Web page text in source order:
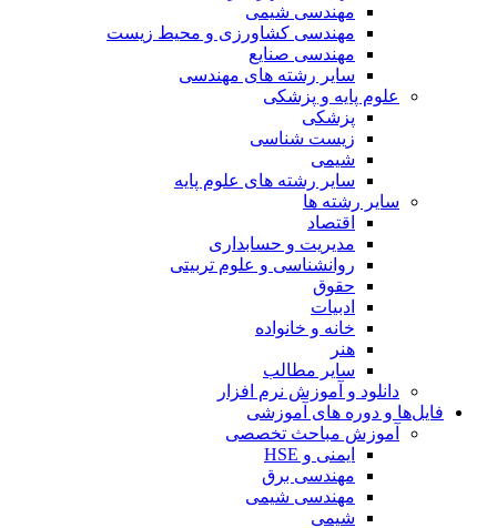
مهندسی شیمی
مهندسی کشاورزی و محیط زیست
مهندسی صنایع
سایر رشته های مهندسی
علوم پایه و پزشکی
پزشکی
زیست شناسی
شیمی
سایر رشته های علوم پایه
سایر رشته ها
اقتصاد
مدیریت و حسابداری
روانشناسی و علوم تربیتی
حقوق
ادبیات
خانه و خانواده
هنر
سایر مطالب
دانلود و آموزش نرم افزار
فایل‌ها و دوره های آموزشی
آموزش مباحث تخصصی
ایمنی و HSE
مهندسی برق
مهندسی شیمی
شیمی